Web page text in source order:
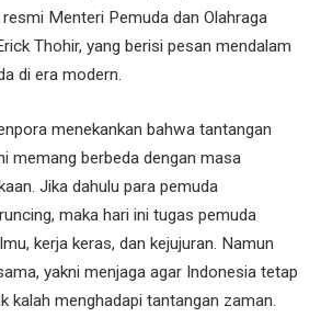
Menteri Pemuda dan Olahraga
Thohir, yang berisi pesan mendalam
di era modern.
menekankan bahwa tantangan
memang berbeda dengan masa
Jika dahulu para pemuda
maka hari ini tugas pemuda
kerja keras, dan kejujuran. Namun
yakni menjaga agar Indonesia tetap
kalah menghadapi tantangan zaman.